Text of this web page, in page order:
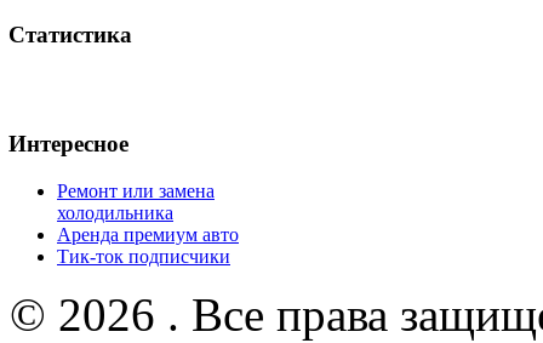
Статистика
Интересное
Ремонт или замена
холодильника
Аренда премиум авто
Тик-ток подписчики
© 2026 . Все права